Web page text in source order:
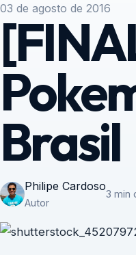
03 de agosto de 2016
Brasil
Philipe Cardoso
Autor
3 min